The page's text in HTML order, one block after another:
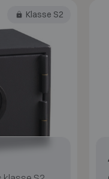
Klasse S2